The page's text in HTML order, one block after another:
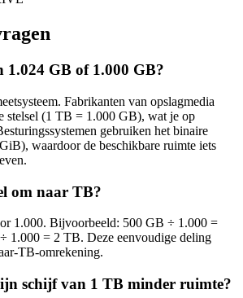
1.024 GB of 1.000 GB?
Fabrikanten van opslagmedia
stelsel (1 TB = 1.000 GB), wat je op
gebruiken het binaire
waardoor de beschikbare ruimte iets
om naar TB?
1.000. Bijvoorbeeld: 500 GB ÷ 1.000 =
1.000 = 2 TB. Deze eenvoudige deling
TB-omrekening.
schijf van 1 TB minder ruimte?